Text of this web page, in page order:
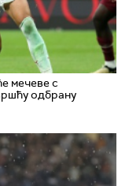
мечеве с
одбрану